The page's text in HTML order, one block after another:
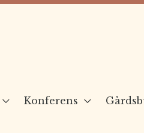
Konferens